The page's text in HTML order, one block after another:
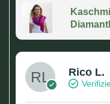
Rico L.